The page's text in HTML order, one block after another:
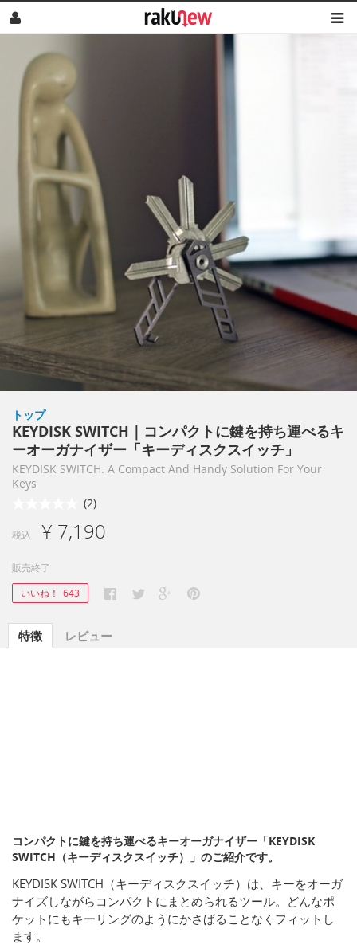
トップ
KEYDISK SWITCH｜コンパクトに鍵を持ち運べるキ
ーオーガナイザー「キーディスクスイッチ」
KEYDISK SWITCH: A Compact And Handy Solution For Your
Keys
(2)
税込 ¥ 7,190
販売終了
いいね！ 643
特徴 レビュー
コンパクトに鍵を持ち運べるキーオーガナイザー「KEYDISK
SWITCH（キーディスクスイッチ）」のご紹介です。
KEYDISK SWITCH（キーディスクスイッチ）は、キーをオーガ
ナイズしながらコンパクトにまとめられるツール。どんなポ
ケットにもキーリングのようにかさばることなくフィットし
ます。